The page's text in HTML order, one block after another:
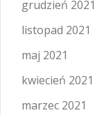
grudzień 2021
listopad 2021
maj 2021
kwiecień 2021
marzec 2021